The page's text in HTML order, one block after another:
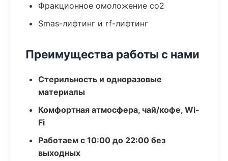
Фракционное омоложение co2
Smas-лифтинг и rf-лифтинг
Преимущества работы с нами
Стерильность и одноразовые
материалы
Комфортная атмосфера, чай/кофе, Wi-
Fi
Работаем с 10:00 до 22:00 без
выходных